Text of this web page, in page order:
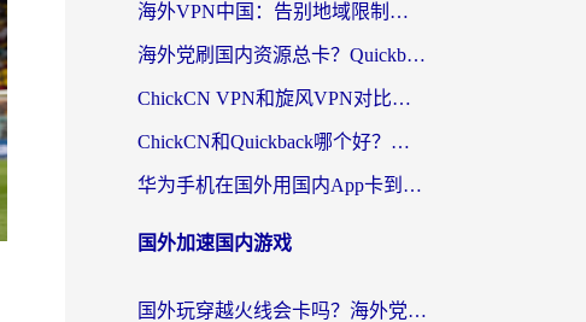
海外VPN中国：告别地域限制，留学生与华人如何轻松刷国内剧、玩国服？
海外党刷国内资源总卡？Quickback和采集蜂好用吗？这篇指南帮你避坑
ChickCN VPN和旋风VPN对比哪个回国效果更好？海外党亲测实用指南
ChickCN和Quickback哪个好？海外党亲测回国加速器，轻松解锁国内资源（附避坑指南）
华为手机在国外用国内App卡到崩溃？这篇加速器指南帮你无缝刷剧打游戏
国外加速国内游戏
国外玩穿越火线会卡吗？海外党亲测有效的国服游戏加速指南